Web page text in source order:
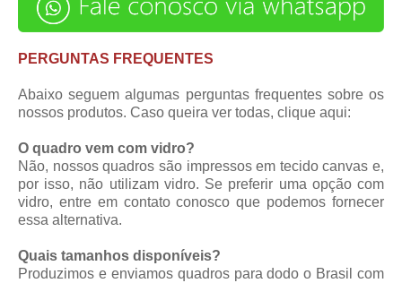
PERGUNTAS FREQUENTES
Abaixo seguem algumas perguntas frequentes sobre os
nossos produtos. Caso queira ver todas, clique aqui:
O quadro vem com vidro?
Não, nossos quadros são impressos em tecido canvas e,
por isso, não utilizam vidro. Se preferir uma opção com
vidro, entre em contato conosco que podemos fornecer
essa alternativa.
Quais tamanhos disponíveis?
Produzimos e enviamos quadros para dodo o Brasil com